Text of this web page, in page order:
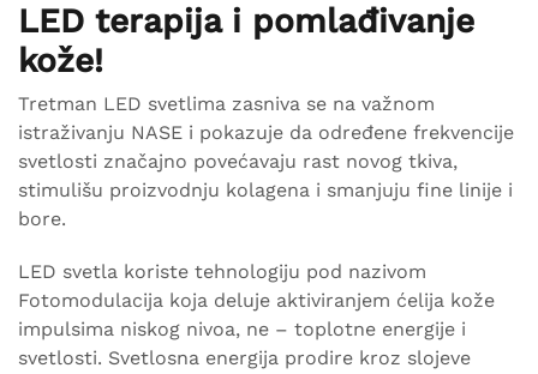
LED terapija i pomlađivanje
kože!
Tretman LED svetlima zasniva se na važnom
istraživanju NASE i pokazuje da određene frekvencije
svetlosti značajno povećavaju rast novog tkiva,
stimulišu proizvodnju kolagena i smanjuju fine linije i
bore.
LED svetla koriste tehnologiju pod nazivom
Fotomodulacija koja deluje aktiviranjem ćelija kože
impulsima niskog nivoa, ne – toplotne energije i
svetlosti. Svetlosna energija prodire kroz slojeve